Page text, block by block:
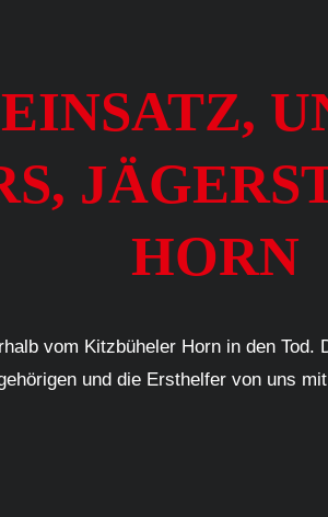
HORN
vom Kitzbüheler Horn in den
und die Ersthelfer von uns